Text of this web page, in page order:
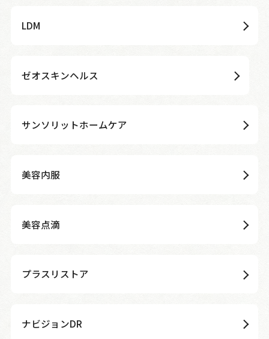
LDM
ゼオスキンヘルス
サンソリットホームケア
美容内服
美容点滴
プラスリストア
ナビジョンDR